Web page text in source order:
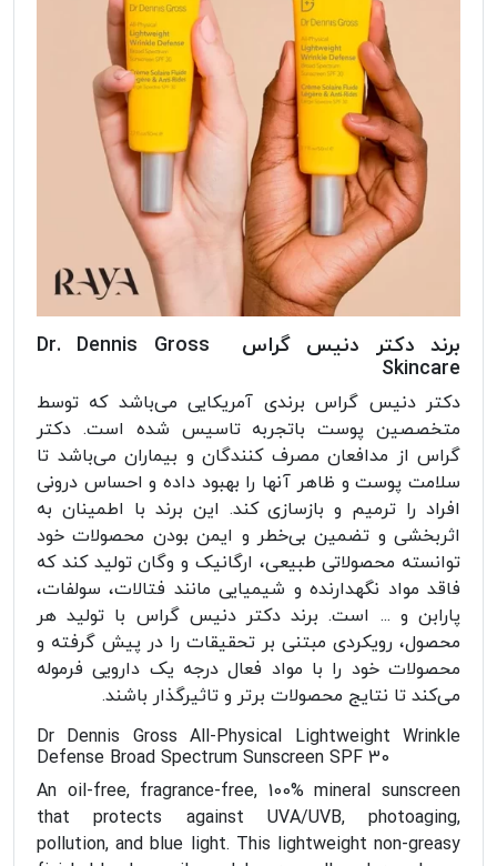
برند دکتر دنیس گراس Dr. Dennis Gross
Skincare
دکتر دنیس گراس برندی آمریکایی می‌باشد که توسط
متخصصین پوست باتجربه تاسیس شده است. دکتر
گراس از مدافعان مصرف کنندگان و بیماران می‌باشد تا
سلامت پوست و ظاهر آنها را بهبود داده و احساس درونی
افراد را ترمیم و بازسازی کند. این برند با اطمینان به
اثربخشی و تضمین بی‌خطر و ایمن بودن محصولات خود
توانسته محصولاتی طبیعی، ارگانیک و وگان تولید کند که
فاقد مواد نگهدارنده و شیمیایی مانند فتالات، سولفات،
پارابن و ... است. برند دکتر دنیس گراس با تولید هر
محصول، رویکردی مبتنی بر تحقیقات را در پیش گرفته و
محصولات خود را با مواد فعال درجه یک دارویی فرموله
می‌کند تا نتایج محصولات برتر و تاثیرگذار باشند.
Dr Dennis Gross All-Physical Lightweight Wrinkle
Defense Broad Spectrum Sunscreen SPF 30
An oil-free, fragrance-free, 100% mineral sunscreen
that protects against UVA/UVB, photoaging,
pollution, and blue light. This lightweight non-greasy